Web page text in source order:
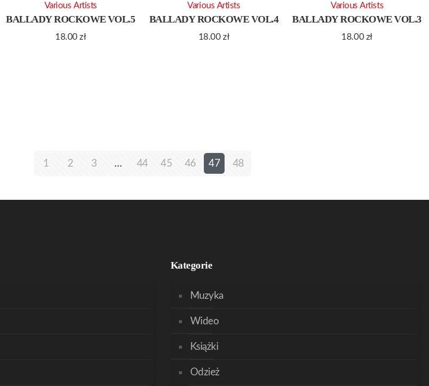
BALLADY ROCKOWE VOL.5
18.00zł
Various Artists
BALLADY ROCKOWE VOL.4
18.00zł
Various Artists
BALLADY ROCKOWE VOL.3
18.00 zł
Various Artists
1 2 3 … 44 45 46 47 48
Kategorie
Muzyka
Wideo
Książki
Odzież